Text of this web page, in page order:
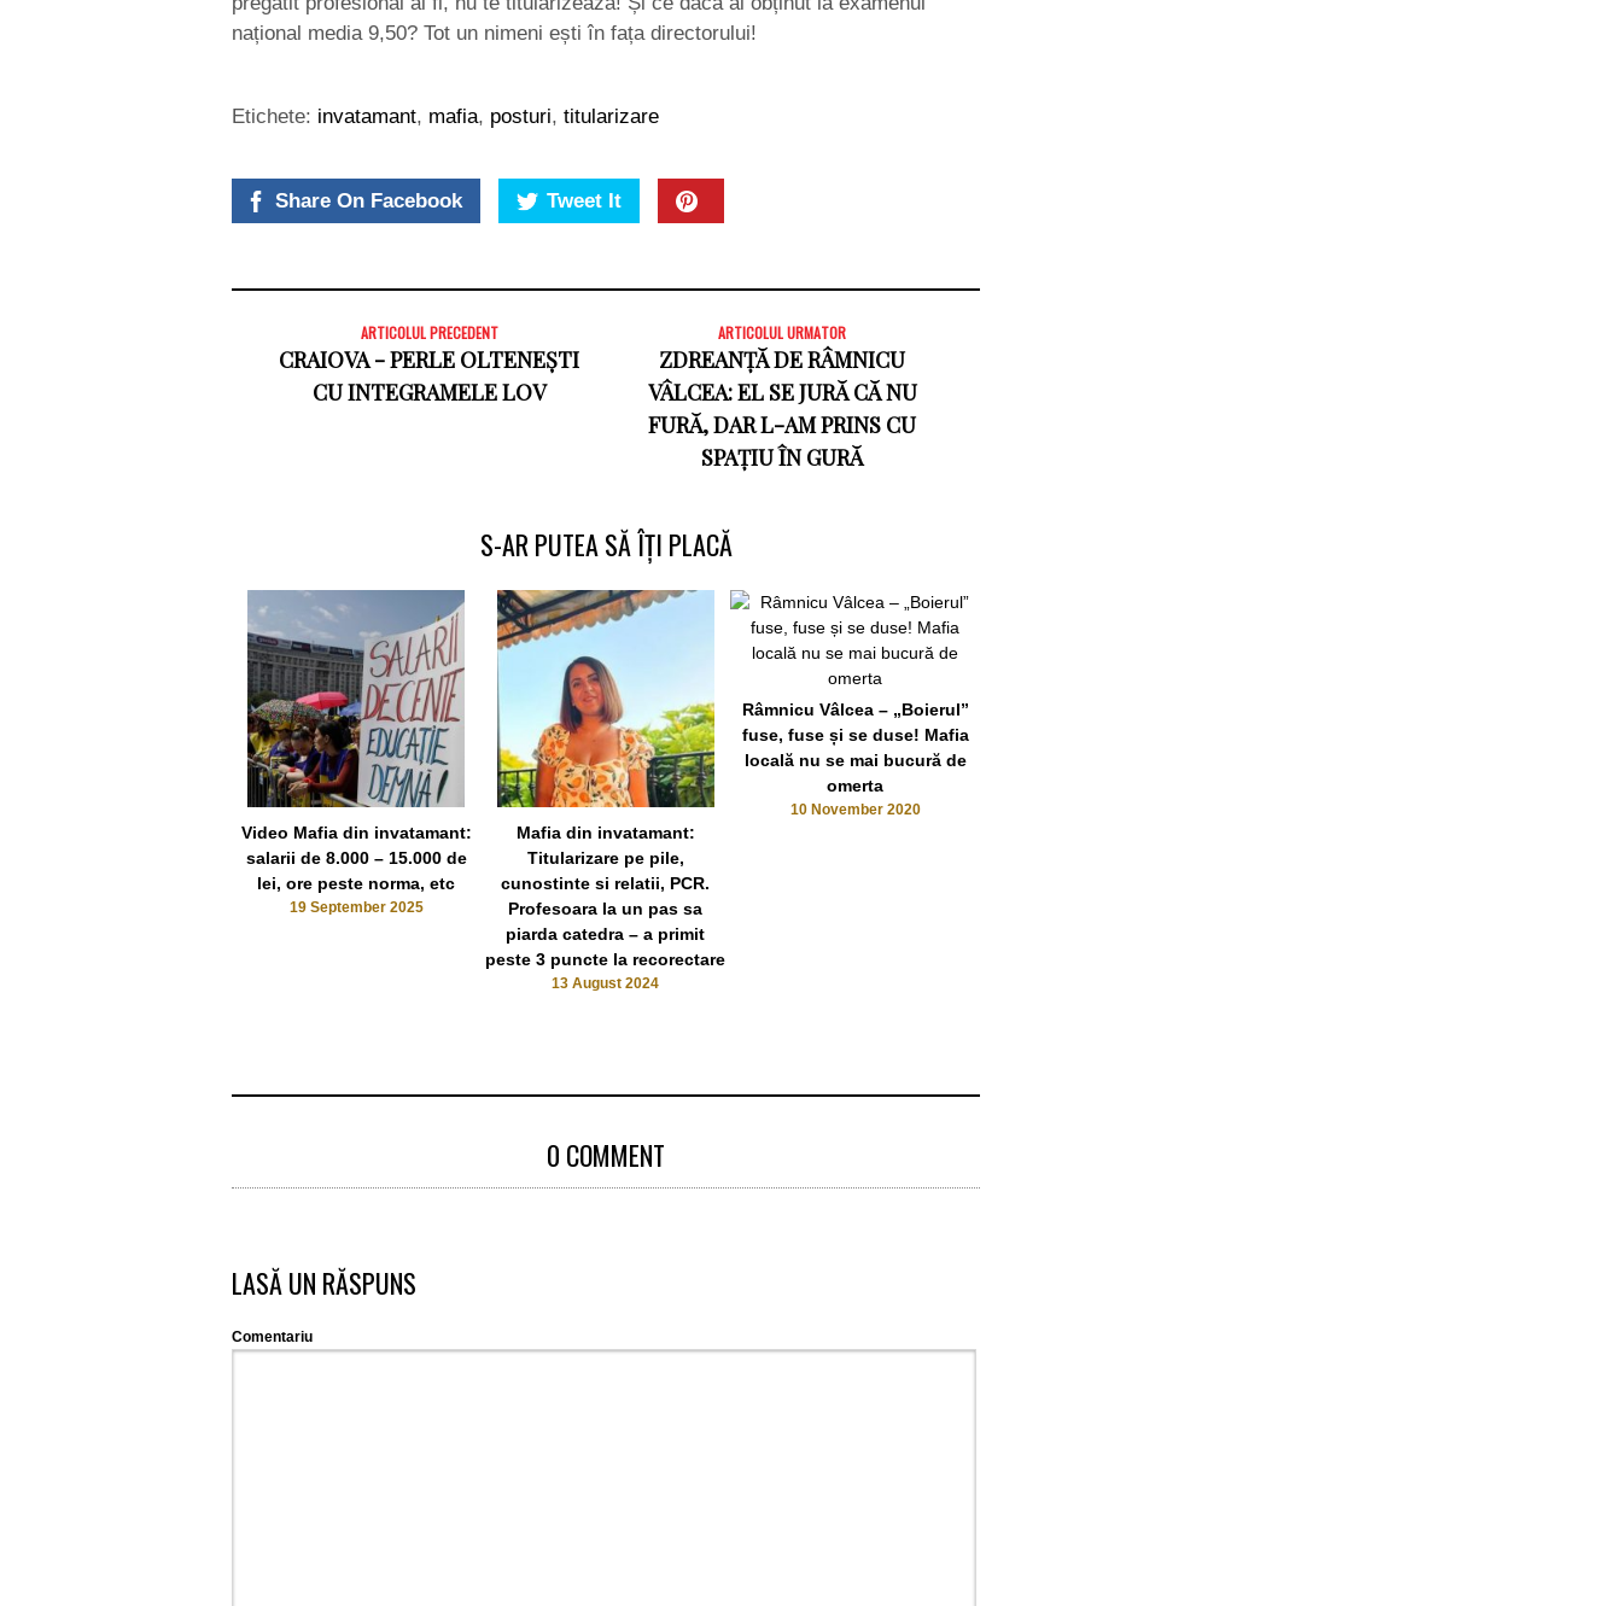
național media 9,50? Tot un nimeni ești în fața directorului!
Etichete: invatamant, mafia, posturi, titularizare
Share On Facebook Tweet It
ARTICOLUL PRECEDENT
CRAIOVA - PERLE OLTENEȘTI
CU INTEGRAMELE LOV
ARTICOLUL URMATOR
ZDREANȚĂ DE RÂMNICU
VÂLCEA: EL SE JURĂ CĂ NU
FURĂ, DAR L-AM PRINS CU
SPAȚIU ÎN GURĂ
S-AR PUTEA SĂ ÎȚI PLACĂ
Video Mafia din invatamant:
salarii de 8.000 – 15.000 de
lei, ore peste norma, etc
19 September 2025
Mafia din invatamant:
Titularizare pe pile,
cunostinte si relatii, PCR.
Profesoara la un pas sa
piarda catedra – a primit
peste 3 puncte la recorectare
13 August 2024
Râmnicu Vâlcea – „Boierul”
fuse, fuse și se duse! Mafia
locală nu se mai bucură de
omerta
10 November 2020
0 COMMENT
LASĂ UN RĂSPUNS
Comentariu